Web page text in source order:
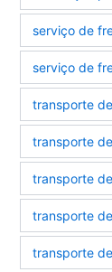
serviço de
serviço de
transporte
transporte
transporte
transporte
transporte